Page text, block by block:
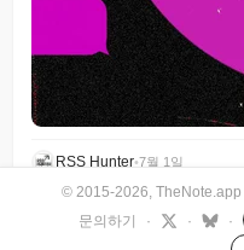
RSS Hunter•7월 1일
© 2015-2026, TheNote.app
문의하기
· · ·